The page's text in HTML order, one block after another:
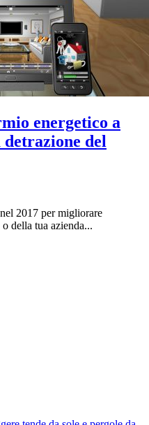
energetico a
del
2017 per migliorare
della tua azienda...